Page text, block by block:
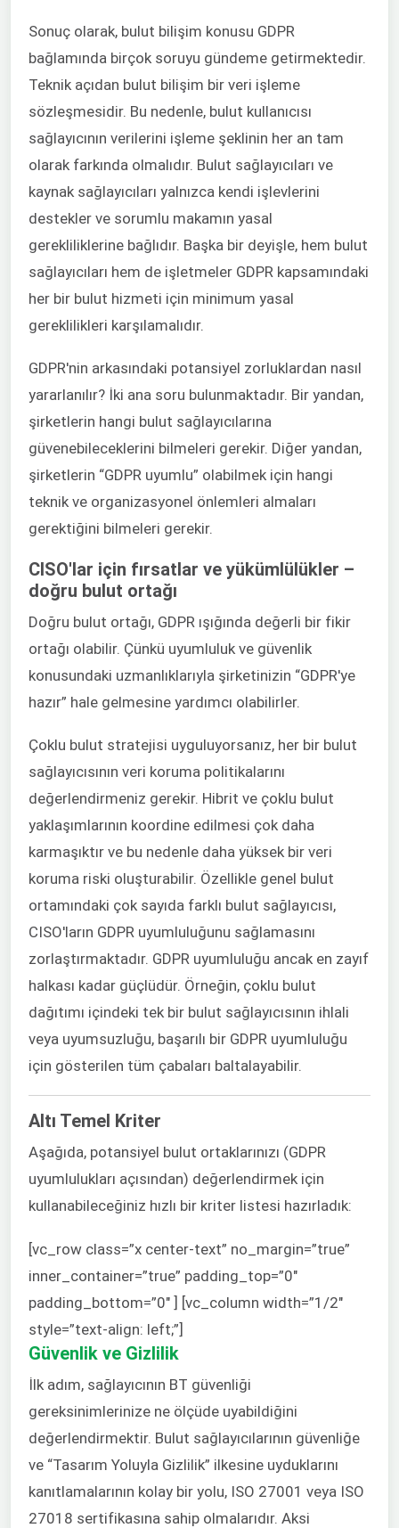
Sonuç olarak, bulut bilişim konusu GDPR
bağlamında birçok soruyu gündeme getirmektedir.
Teknik açıdan bulut bilişim bir veri işleme
sözleşmesidir. Bu nedenle, bulut kullanıcısı
sağlayıcının verilerini işleme şeklinin her an tam
olarak farkında olmalıdır. Bulut sağlayıcıları ve
kaynak sağlayıcıları yalnızca kendi işlevlerini
destekler ve sorumlu makamın yasal
gerekliliklerine bağlıdır. Başka bir deyişle, hem bulut
sağlayıcıları hem de işletmeler GDPR kapsamındaki
her bir bulut hizmeti için minimum yasal
gereklilikleri karşılamalıdır.
GDPR'nin arkasındaki potansiyel zorluklardan nasıl
yararlanılır? İki ana soru bulunmaktadır. Bir yandan,
şirketlerin hangi bulut sağlayıcılarına
güvenebileceklerini bilmeleri gerekir. Diğer yandan,
şirketlerin “GDPR uyumlu” olabilmek için hangi
teknik ve organizasyonel önlemleri almaları
gerektiğini bilmeleri gerekir.
CISO'lar için fırsatlar ve yükümlülükler –
doğru bulut ortağı
Doğru bulut ortağı, GDPR ışığında değerli bir fikir
ortağı olabilir. Çünkü uyumluluk ve güvenlik
konusundaki uzmanlıklarıyla şirketinizin “GDPR'ye
hazır” hale gelmesine yardımcı olabilirler.
Çoklu bulut stratejisi uyguluyorsanız, her bir bulut
sağlayıcısının veri koruma politikalarını
değerlendirmeniz gerekir. Hibrit ve çoklu bulut
yaklaşımlarının koordine edilmesi çok daha
karmaşıktır ve bu nedenle daha yüksek bir veri
koruma riski oluşturabilir. Özellikle genel bulut
ortamındaki çok sayıda farklı bulut sağlayıcısı,
CISO'ların GDPR uyumluluğunu sağlamasını
zorlaştırmaktadır. GDPR uyumluluğu ancak en zayıf
halkası kadar güçlüdür. Örneğin, çoklu bulut
dağıtımı içindeki tek bir bulut sağlayıcısının ihlali
veya uyumsuzluğu, başarılı bir GDPR uyumluluğu
için gösterilen tüm çabaları baltalayabilir.
Altı Temel Kriter
Aşağıda, potansiyel bulut ortaklarınızı (GDPR
uyumlulukları açısından) değerlendirmek için
kullanabileceğiniz hızlı bir kriter listesi hazırladık:
[vc_row class=”x center-text” no_margin=”true”
inner_container=”true” padding_top=”0″
padding_bottom=”0″ ] [vc_column width=”1/2″
style=”text-align: left;”]
Güvenlik ve Gizlilik
İlk adım, sağlayıcının BT güvenliği
gereksinimlerinize ne ölçüde uyabildiğini
değerlendirmektir. Bulut sağlayıcılarının güvenliğe
ve “Tasarım Yoluyla Gizlilik” ilkesine uyduklarını
kanıtlamalarının kolay bir yolu, ISO 27001 veya ISO
27018 sertifikasına sahip olmalarıdır. Aksi